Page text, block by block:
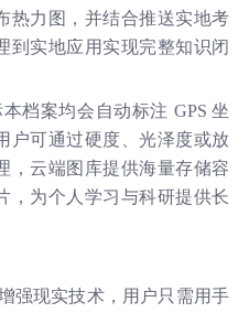
热力图，并结合推送实地考
到实地应用实现完整知识闭
档案均会自动标注 GPS 坐
户可通过硬度、光泽度或放
，云端图库提供海量存储容
，为个人学习与科研提供长
强现实技术，用户只需用手